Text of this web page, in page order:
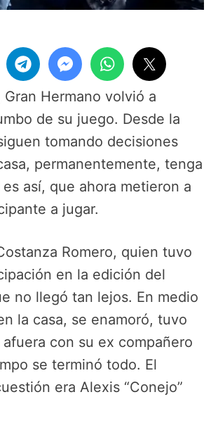
Gran Hermano volvió a
de su juego. Desde la
tomando decisiones
permanentemente, tenga
así, que ahora metieron a
a jugar.
Romero, quien tuvo
en la edición del
no llegó tan lejos. En medio
la casa, se enamoró, tuvo
con su ex compañero
se terminó todo. El
era Alexis “Conejo”